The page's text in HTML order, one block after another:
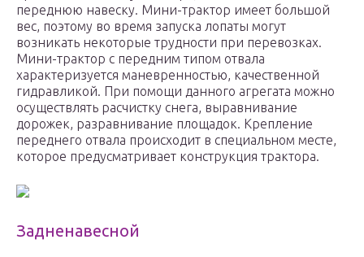
переднюю навеску. Мини-трактор имеет большой
вес, поэтому во время запуска лопаты могут
возникать некоторые трудности при перевозках.
Мини-трактор с передним типом отвала
характеризуется маневренностью, качественной
гидравликой. При помощи данного агрегата можно
осуществлять расчистку снега, выравнивание
дорожек, разравнивание площадок. Крепление
переднего отвала происходит в специальном месте,
которое предусматривает конструкция трактора.
Задненавесной